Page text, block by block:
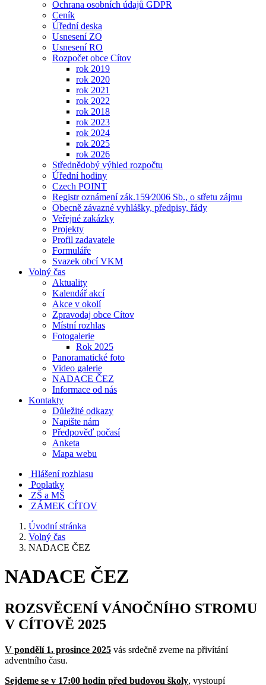
Ochrana osobních údajů GDPR
Ceník
Úřední deska
Usnesení ZO
Usnesení RO
Rozpočet obce Cítov
rok 2019
rok 2020
rok 2021
rok 2022
rok 2018
rok 2023
rok 2024
rok 2025
rok 2026
Střednědobý výhled rozpočtu
Úřední hodiny
Czech POINT
Registr oznámení zák.159⁄2006 Sb., o střetu zájmu
Obecně závazné vyhlášky, předpisy, řády
Veřejné zakázky
Projekty
Profil zadavatele
Formuláře
Svazek obcí VKM
Volný čas
Aktuality
Kalendář akcí
Akce v okolí
Zpravodaj obce Cítov
Místní rozhlas
Fotogalerie
Rok 2025
Panoramatické foto
Video galerie
NADACE ČEZ
Informace od nás
Kontakty
Důležité odkazy
Napište nám
Předpověď počasí
Anketa
Mapa webu
Hlášení rozhlasu
Poplatky
ZŠ a MŠ
ZÁMEK CÍTOV
Úvodní stránka
Volný čas
NADACE ČEZ
NADACE ČEZ
ROZSVĚCENÍ VÁNOČNÍHO STROMU
V CÍTOVĚ 2025
V pondělí 1. prosince 2025 vás srdečně zveme na přivítání
adventního času.
Sejdeme se v 17:00 hodin před budovou školy, vystoupí